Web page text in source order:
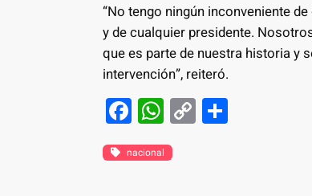
“No tengo ningún inconveniente
y de cualquier presidente.
que es parte de nuestra historia y
intervención”, reiteró.
F
a
c
W
h
at
C
o
nacional